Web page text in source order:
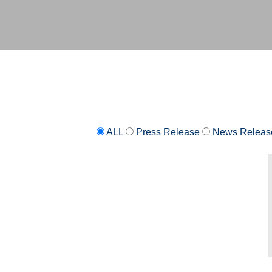
ALL Press Release News